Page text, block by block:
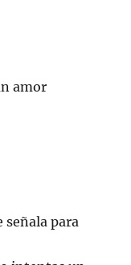
amor
señala para